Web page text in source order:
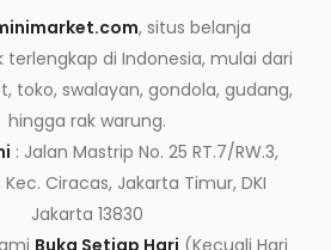
, situs belanja
di Indonesia, mulai dari
toko, swalayan, gondola, gudang,
hingga rak warung.
: Jalan Mastrip No. 25 RT.7/RW.3,
Ciracas, Jakarta Timur, DKI
Jakarta 13830
Buka Setiap Hari (Kecuali Hari